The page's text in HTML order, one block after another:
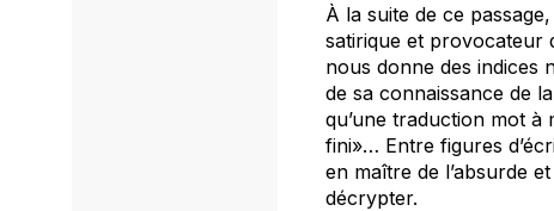
À la suite de ce
satirique et provocateur
nous donne des indices
de sa connaissance de
qu’une traduction mot à
fini»… Entre figures
en maître de l’absurde
décrypter.